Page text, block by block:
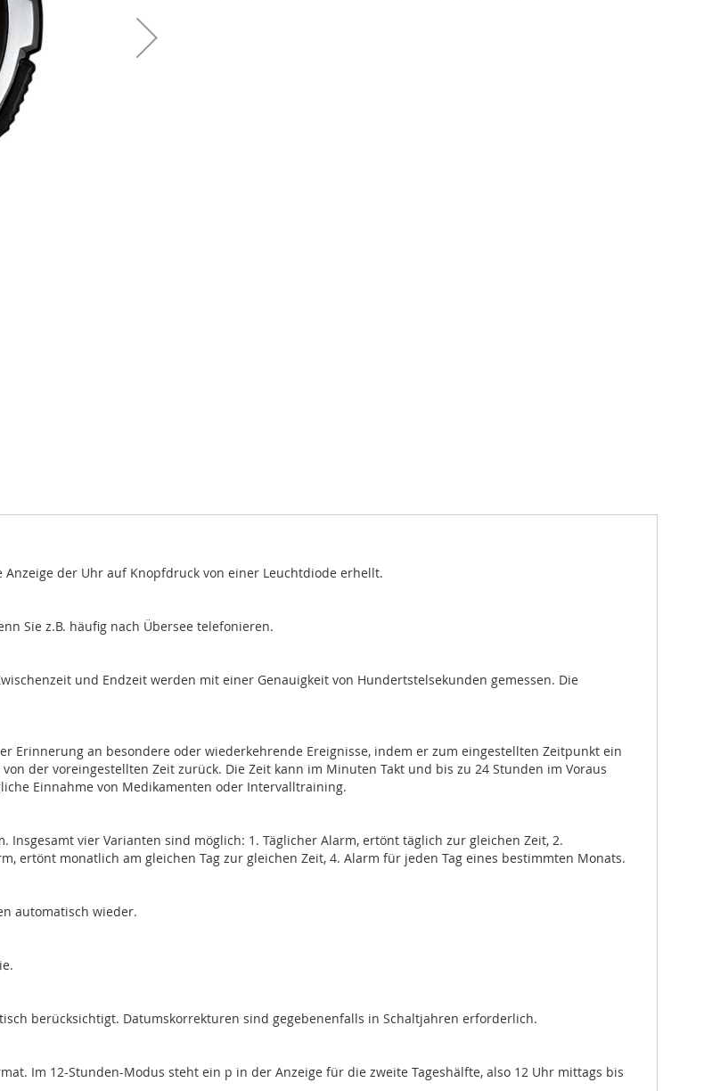
der Uhr auf Knopfdruck von einer Leuchtdiode erhellt.
Sie z.B. häufig nach Übersee telefonieren.
und Endzeit werden mit einer Genauigkeit von Hundertstelsekunden gemessen. Die
Erinnerung an besondere oder wiederkehrende Ereignisse, indem er zum eingestellten Zeitpunkt ein
der voreingestellten Zeit zurück. Die Zeit kann im Minuten Takt und bis zu 24 Stunden im Voraus
Einnahme von Medikamenten oder Intervalltraining.
vier Varianten sind möglich: 1. Täglicher Alarm, ertönt täglich zur gleichen Zeit, 2.
ertönt monatlich am gleichen Tag zur gleichen Zeit, 4. Alarm für jeden Tag eines bestimmten Monats.
automatisch wieder.
berücksichtigt. Datumskorrekturen sind gegebenenfalls in Schaltjahren erforderlich.
Im 12-Stunden-Modus steht ein p in der Anzeige für die zweite Tageshälfte, also 12 Uhr mittags bis